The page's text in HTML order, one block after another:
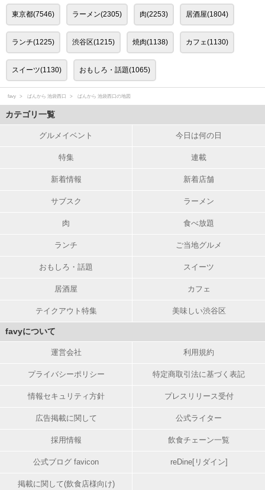
東京都(7546) ラーメン(2305) 肉(2253) 居酒屋(1804)
ランチ(1225) 渋谷区(1215) 焼肉(1138) カフェ(1130)
スイーツ(1130) おもしろ・話題(1065)
favy ばんから 池袋西口 ばんから 池袋西口の地図
カテゴリ一覧
グルメイベント 今日は何の日
特集 連載
新着情報 新着店舗
サブスク ラーメン
肉 食べ放題
ランチ ご当地グルメ
おもしろ・話題 スイーツ
居酒屋 カフェ
テイクアウト特集 美味しい渋谷区
favyについて
運営会社 利用規約
プライバシーポリシー 特定商取引法に基づく表記
情報セキュリティ方針 プレスリリース受付
広告掲載に関して 公式ライター
採用情報 飲食チェーン一覧
公式ブログ favicon reDine[リダイン]
掲載に関して(飲食店様向け)